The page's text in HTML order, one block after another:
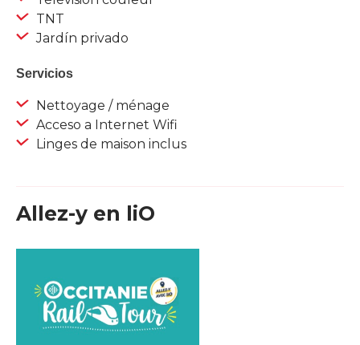
TNT
Jardín privado
Servicios
Nettoyage / ménage
Acceso a Internet Wifi
Linges de maison inclus
Allez-y en liO